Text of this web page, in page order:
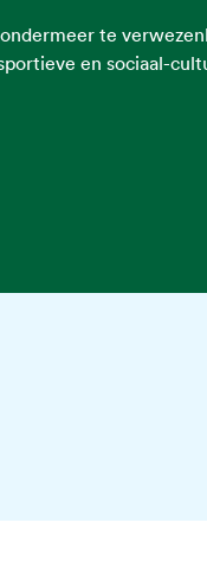
te
en sociaal-